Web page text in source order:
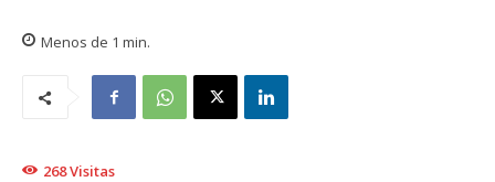
Menos de 1 min.
268Visitas